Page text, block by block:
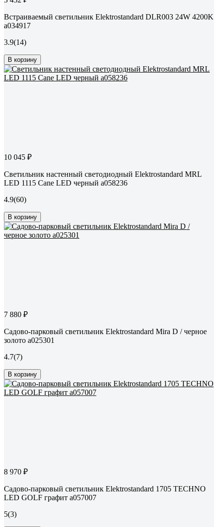
Встраиваемый светильник Elektrostandard DLR003 24W 4200K
a034917
3.9(14)
В корзину
10 045 ₽
Светильник настенный светодиодный Elektrostandard MRL
LED 1115 Cane LED черный a058236
4.9(60)
В корзину
7 880 ₽
Садово-парковый светильник Elektrostandard Mira D / черное
золото a025301
4.7(7)
В корзину
8 970 ₽
Садово-парковый светильник Elektrostandard 1705 TECHNO
LED GOLF графит a057007
5(3)